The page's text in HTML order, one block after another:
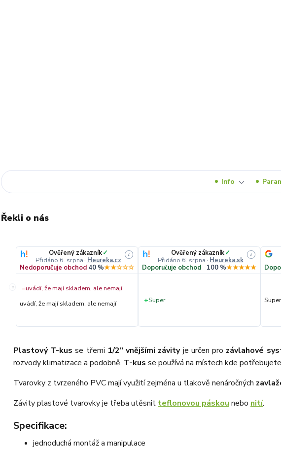
Info
Řekli o nás
«
Ověřený zákazník✓
Přidáno 6. srpna · Heureka.cz
i
Nedoporučuje obchod 40 %★★☆☆☆
−uvádí, že mají skladem, ale nemají
uvádí, že mají skladem, ale nemají
Ověřený zákazník✓
Přidáno 6. srpna · Heureka.sk
i
Doporučuje obchod 100 %★★★★★
+Super
Plastový T-kus se třemi 1/2" vnějšími závityje určen pro závlahové
rozvody klimatizace a podobně. T-kus se používá na místech kde
Tvarovky z tvrzeného PVC mají využití zejména u tlakově nenáročných
Závity plastové tvarovky je třeba utěsnit teflonovou páskou nebo nití.
Specifikace:
jednoduchá montáž a manipulace